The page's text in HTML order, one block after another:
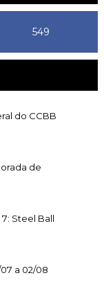
549
do CCBB
de
Steel Ball
a 02/08